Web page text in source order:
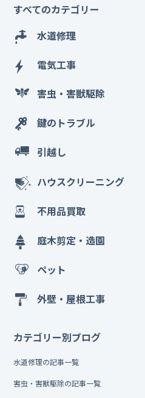
すべてのカテゴリー
水道修理
電気工事
害虫・害獣駆除
鍵のトラブル
引越し
ハウスクリーニング
不用品買取
庭木剪定・造園
ペット
外壁・屋根工事
カテゴリー別ブログ
水道修理の記事一覧
害虫・害獣駆除の記事一覧